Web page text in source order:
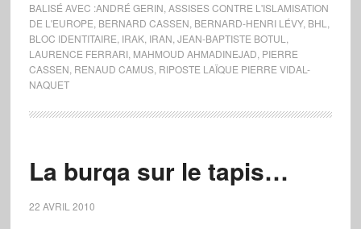
BALISÉ AVEC :ANDRÉ GERIN ASSISES CONTRE L'ISLAMISATION
DE L'EUROPE BERNARD CASSEN BERNARD-HENRI LÉVY, BHL
BLOC IDENTITAIRE IRAK, IRAN JEAN-BAPTISTE BOTUL
LAURENCE FERRARI, MAHMOUD AHMADINEJAD PIERRE
CASSEN RENAUD CAMUS, RIPOSTE LAÏQUE PIERRE VIDAL-
NAQUET
La burqa sur le tapis…
22 AVRIL 2010